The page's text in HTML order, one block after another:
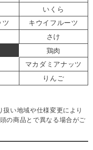
いくら
ツ
キウイフルーツ
さけ
鶏肉
マカダミアナッツ
りんご
い地域や仕様変更により
の商品とで異なる場合がご